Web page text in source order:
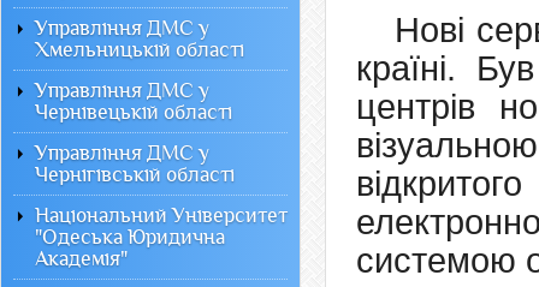
Нові
країні.
центрів
системою
Управління ДМС у
Хмельницькій області
Управління ДМС у
Чернівецькій області
Управління ДМС у
Чернігівській області
Національний Університет
"Одеська Юридична
Академія"